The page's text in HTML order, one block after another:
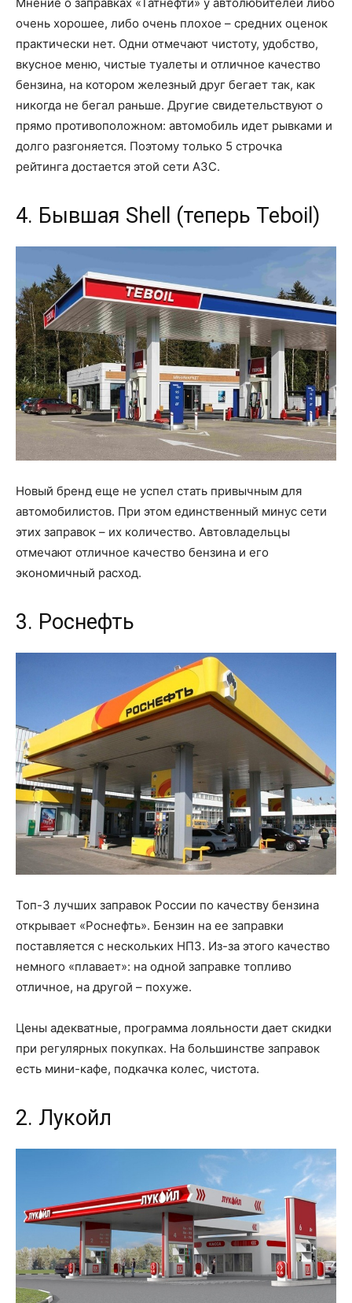
очень хорошее, либо очень плохое – средних оценок
практически нет. Одни отмечают чистоту, удобство,
вкусное меню, чистые туалеты и отличное качество
бензина, на котором железный друг бегает так, как
никогда не бегал раньше. Другие свидетельствуют о
прямо противоположном: автомобиль идет рывками и
долго разгоняется. Поэтому только 5 строчка
рейтинга достается этой сети АЗС.
4. Бывшая Shell (теперь Teboil)
Новый бренд еще не успел стать привычным для
автомобилистов. При этом единственный минус сети
этих заправок – их количество. Автовладельцы
отмечают отличное качество бензина и его
экономичный расход.
3. Роснефть
Топ-3 лучших заправок России по качеству бензина
открывает «Роснефть». Бензин на ее заправки
поставляется с нескольких НПЗ. Из-за этого качество
немного «плавает»: на одной заправке топливо
отличное, на другой – похуже.
Цены адекватные, программа лояльности дает скидки
при регулярных покупках. На большинстве заправок
есть мини-кафе, подкачка колес, чистота.
2. Лукойл